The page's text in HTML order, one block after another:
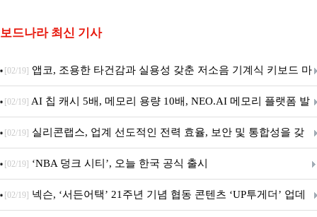
보드나라 최신 기사
[02/19] 앱코, 조용한 타건감과 실용성 갖춘 저소음 기계식 키보드 마
우스 세트 'KM580' 출시
[02/19] AI 칩 캐시 5배, 메모리 용량 10배, NEO.AI 메모리 플랫폼 발
표
[02/19] 실리콘랩스, 업계 선도적인 전력 효율, 보안 및 통합성을 갖
춘 초저전력 블루투스 LE SoC ‘BG2B’ 공개
[02/19] ‘NBA 덩크 시티’, 오늘 한국 공식 출시
[02/19] 넥슨, ‘서든어택’ 21주년 기념 협동 콘텐츠 ‘UP투게더’ 업데